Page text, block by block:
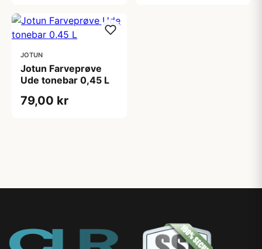
JOTUN
Jotun Farveprøve
Ude tonebar 0,45 L
79,00 kr